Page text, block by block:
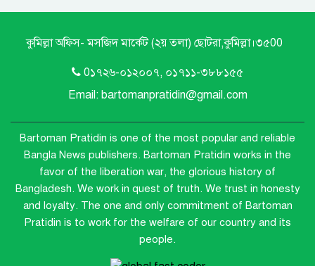
কুমিল্লা অফিস- মসজিদ মার্কেট (২য় তলা) ছোটরা,কুমিল্লা।৩৫00
0১৭২৬-০১২০০৭, ০১৭১১-৩৮৮১৫৫
Email: bartomanpratidin@gmail.com
Bartoman Pratidin is one of the most popular and reliable
Bangla News publishers. Bartoman Pratidin works in the
favor of the liberation war, the glorious history of
Bangladesh. We work in quest of truth. We trust in honesty
and loyalty. The one and only commitment of Bartoman
Pratidin is to work for the welfare of our country and its
people.